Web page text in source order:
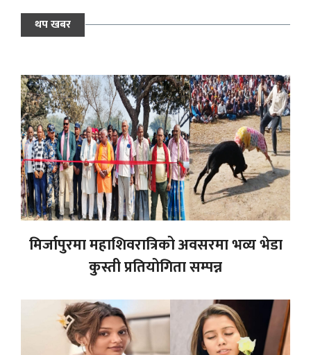
थप खबर
मिर्जापुरमा महाशिवरात्रिको अवसरमा भव्य भेडा
कुस्ती प्रतियोगिता सम्पन्न